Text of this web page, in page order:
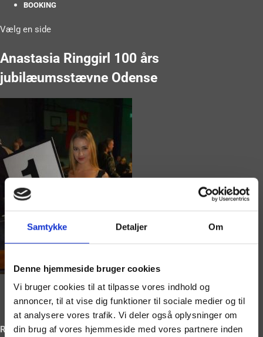
Samtykke Detaljer Om
Denne hjemmeside bruger cookies
Vi bruger cookies til at tilpasse vores indhold og
annoncer, til at vise dig funktioner til sociale medier og til
at analysere vores trafik. Vi deler også oplysninger om
din brug af vores hjemmeside med vores partnere inden
BOOKING
Vælg en side
Anastasia Ringgirl 100 års
jubilæumsstævne Odense
Ring og book på